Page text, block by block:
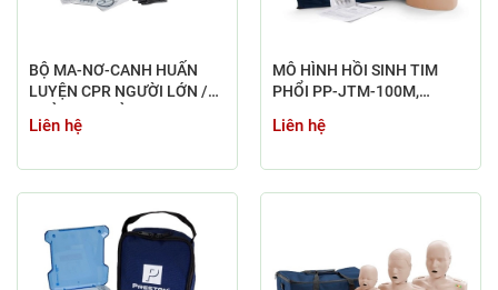
BỘ MA-NƠ-CANH HUẤN
LUYỆN CPR NGƯỜI LỚN /
FM-300M-MS PRESTAN
Liên hệ
MÔ HÌNH HỒI SINH TIM
PHỔI PP-JTM-100M,
Liên hệ